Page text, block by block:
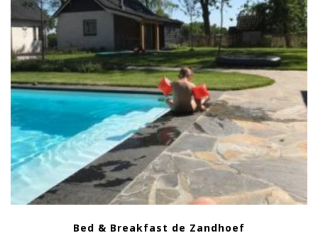
Bed & Breakfast de Zandhoef